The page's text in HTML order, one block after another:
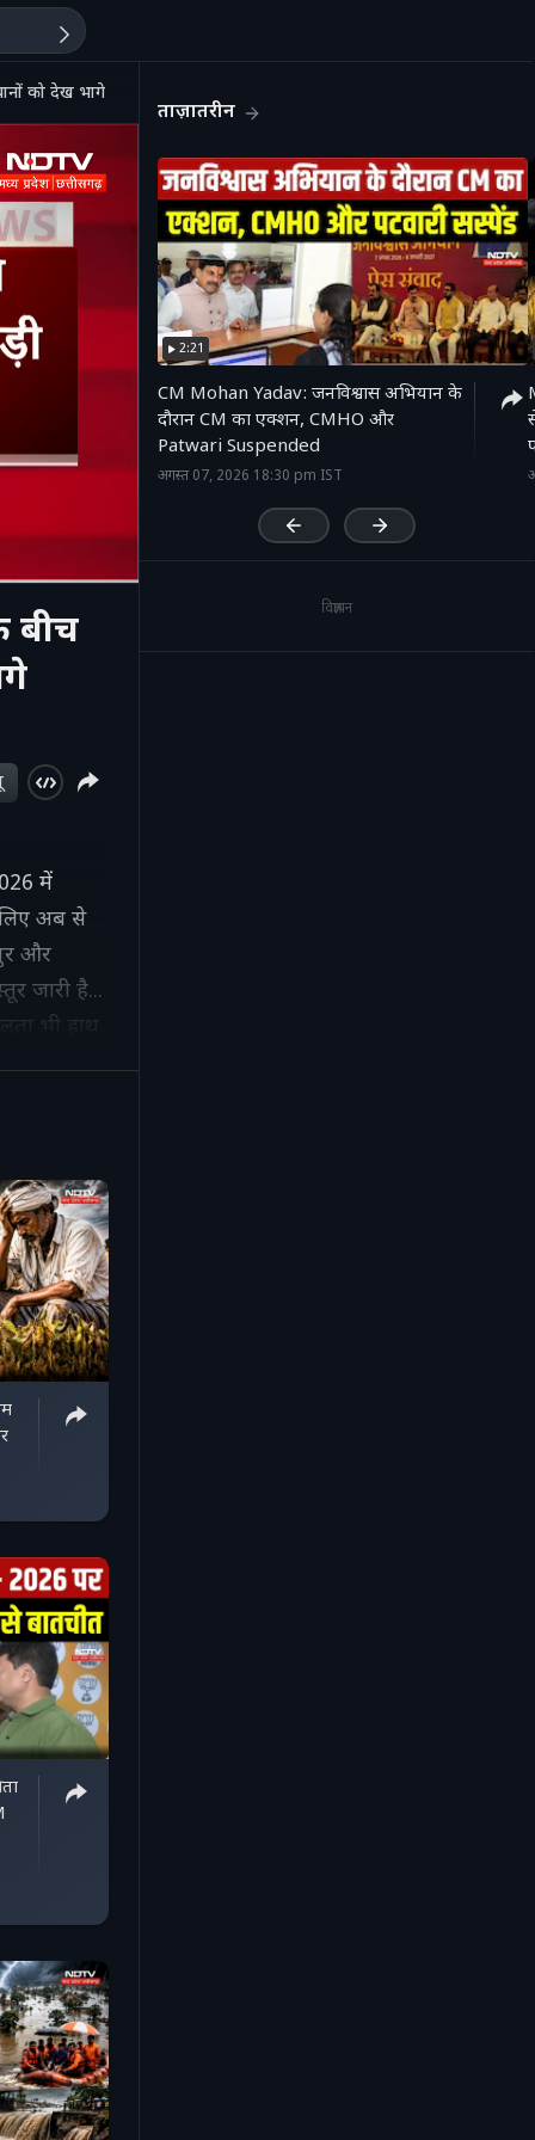
को देख भागे Naxali | CG
'
बीच
में
अब से
और
जारी है...
भी हाथ
ने देर
ताज़ातरीन
2:21
CM Mohan Yadav: जनविश्वास अभियान के
दौरान CM का एक्शन, CMHO और
Patwari Suspended
अगस्त 07, 2026 18:30 pm IST
विज्ञापन